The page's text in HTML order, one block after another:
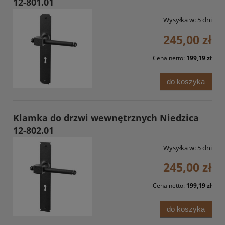
Wysyłka w: 5 dni
245,00 zł
Cena netto: 199,19 zł
do koszyka
Klamka do drzwi wewnętrznych Niedzica
12-802.01
Wysyłka w: 5 dni
245,00 zł
Cena netto: 199,19 zł
do koszyka